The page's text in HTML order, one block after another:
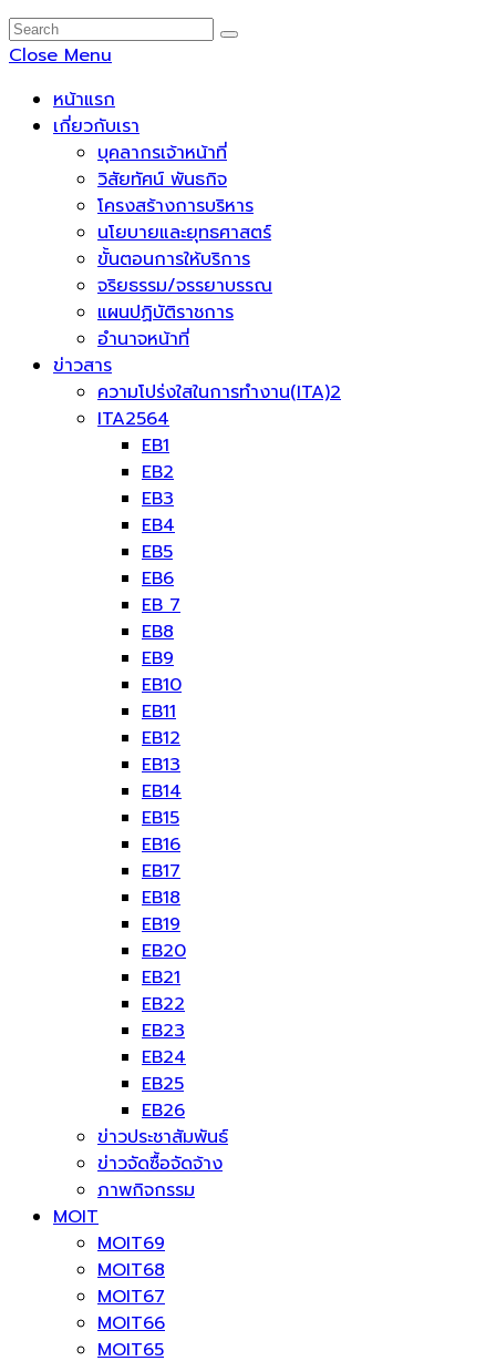
Close Menu
หน้าแรก
เกี่ยวกับเรา
บุคลากรเจ้าหน้าที่
วิสัยทัศน์ พันธกิจ
โครงสร้างการบริหาร
นโยบายและยุทธศาสตร์
ขั้นตอนการให้บริการ
จริยธรรม/จรรยาบรรณ
แผนปฏิบัติราชการ
อำนาจหน้าที่
ข่าวสาร
ความโปร่งใสในการทำงาน(ITA)2
ITA2564
EB1
EB2
EB3
EB4
EB5
EB6
EB 7
EB8
EB9
EB10
EB11
EB12
EB13
EB14
EB15
EB16
EB17
EB18
EB19
EB20
EB21
EB22
EB23
EB24
EB25
EB26
ข่าวประชาสัมพันธ์
ข่าวจัดซื้อจัดจ้าง
ภาพกิจกรรม
MOIT
MOIT69
MOIT68
MOIT67
MOIT66
MOIT65